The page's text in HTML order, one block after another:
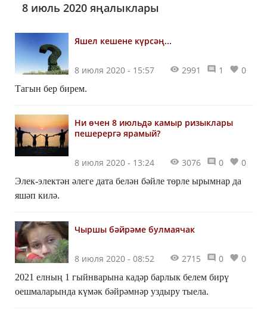
8 июль 2020 яңалыклары
Яшел кешене күрсәң...
8 июля 2020 - 15:57 2991 1 0
Тагын бер бирем.
Ни өчен 8 июльдә камыр ризыклары
пешерергә ярамый?
8 июля 2020 - 13:24 3076 0 0
Элек-электән әлеге дата белән бәйле төрле ырымнар да
яшәп килә.
Чыршы бәйрәме булмаячак
8 июля 2020 - 08:52 2715 0 0
2021 елның 1 гыйнварына кадәр барлык белем бирү
оешмаларында күмәк бәйрәмнәр уздыру тыела.